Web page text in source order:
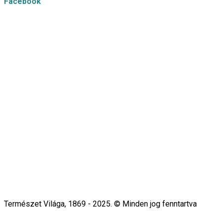
Természet Világa, 1869 - 2025. © Minden jog fenntartva